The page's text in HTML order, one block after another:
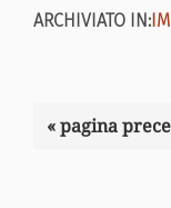
ARCHIVIATO IN:
«Vai
pagina